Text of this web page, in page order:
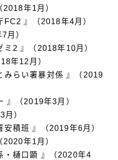
2018年1月）
FC2 』（2018年4月）
月）
ミ2 』（2018年10月）
年12月）
みらい署暴対係 』（2019
』（2019年3月）
月）
安積班 』（2019年6月）
2020年1月）
・樋口顕 』（2020年4